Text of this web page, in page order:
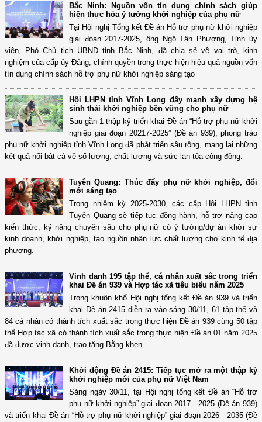
Bắc Ninh: Nguồn vốn tín dụng chính sách giúp
hiện thực hóa ý tưởng khởi nghiệp của phụ nữ
Tại Hội nghị Tổng kết Đề án Hỗ trợ phụ nữ khởi nghiệp
giai đoạn 2017-2025, ông Ngô Tân Phượng, Tỉnh ủy
viên, Phó Chủ tịch UBND tỉnh Bắc Ninh, đã chia sẻ về vai trò, kinh
nghiệm của cấp ủy Đảng, chính quyền trong thực hiện hiệu quả nguồn vốn
tín dụng chính sách hỗ trợ phụ nữ khởi nghiệp sáng tạo
Hội LHPN tỉnh Vĩnh Long đẩy mạnh xây dựng hệ
sinh thái khởi nghiệp bền vững cho phụ nữ
Sau gần 1 thập kỷ triển khai Đề án “Hỗ trợ phụ nữ khởi
nghiệp giai đoạn 20217-2025” (Đề án 939), phong trào
phụ nữ khởi nghiệp tỉnh Vĩnh Long đã phát triển sâu rộng, mang lại những
kết quả nổi bật cả về số lượng, chất lượng và sức lan tỏa cộng đồng.
Tuyên Quang: Thúc đẩy phụ nữ khởi nghiệp, đổi
mới sáng tạo
Trong nhiệm kỳ 2025-2030, các cấp Hội LHPN tỉnh
Tuyên Quang sẽ tiếp tục đồng hành, hỗ trợ nâng cao
kiến thức, kỹ năng chuyên sâu cho phụ nữ có ý tưởng/dự án khởi sự
kinh doanh, khởi nghiệp, tạo nguồn nhân lực chất lượng cho kinh tế địa
phương.
Vinh danh 195 tập thể, cá nhân xuất sắc trong triển
khai Đề án 939 và Hợp tác xã tiêu biểu năm 2025
Trong khuôn khổ Hội nghị tổng kết Đề án 939 và triển
khai Đề án 2415 diễn ra vào sáng 30/11, 61 tập thể và
84 cá nhân có thành tích xuất sắc trong thực hiện Đề án 939 cùng 50 tập
thể Hợp tác xã có thành tích xuất sắc trong thực hiện Đề án 01 năm 2025
đã được vinh danh, trao tặng Bằng khen.
Khởi động Đề án 2415: Tiếp tục mở ra một thập kỷ
khởi nghiệp mới của phụ nữ Việt Nam
Sáng ngày 30/11, tại Hội nghị tổng kết Đề án “Hỗ trợ
phụ nữ khởi nghiệp” giai đoạn 2017 - 2025 (Đề án 939)
và triển khai Đề án “Hỗ trợ phụ nữ khởi nghiệp” giai đoạn 2026 - 2035 (Đề